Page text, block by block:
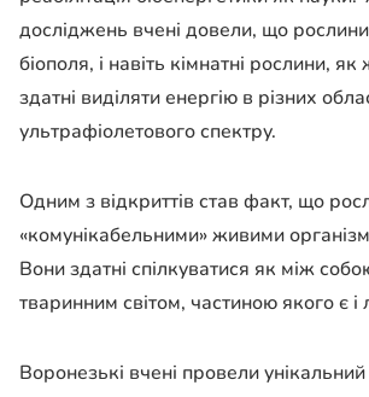
досліджень вчені довели, що
біополя, і навіть кімнатні рослини, як
здатні виділяти енергію в різних
ультрафіолетового спектру.
Одним з відкриттів став факт, що
«комунікабельними» живими
Вони здатні спілкуватися як між
тваринним світом, частиною якого є
Воронезькі вчені провели